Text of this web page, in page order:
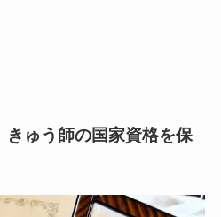
きゅう師の国家資格を保